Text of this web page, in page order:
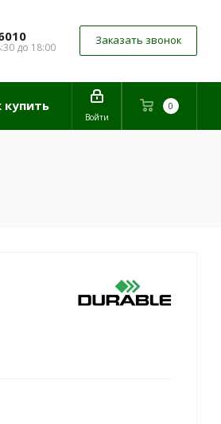
до 18:00
Заказать звонок
0
Войти
купить